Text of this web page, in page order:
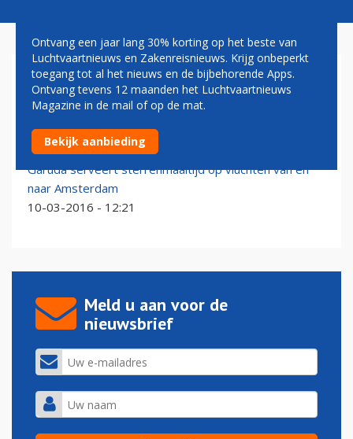
CHEF-KOK
Twee Michelinsterren aan boord van Brussels Airlines
02-12-2025 - 16:57
Garuda serveert sterrenmaaltijd op vluchten van en
naar Amsterdam
10-03-2016 - 12:21
Meld u aan voor de
nieuwsbrief
Ontvang een jaar lang 30% korting op het beste van
Luchtvaartnieuws en Zakenreisnieuws. Krijg onbeperkt
toegang tot al het nieuws en de bijbehorende Apps.
Ontvang tevens 12 maanden het Luchtvaartnieuws
Magazine in de mail of op de mat.
Bekijk aanbieding